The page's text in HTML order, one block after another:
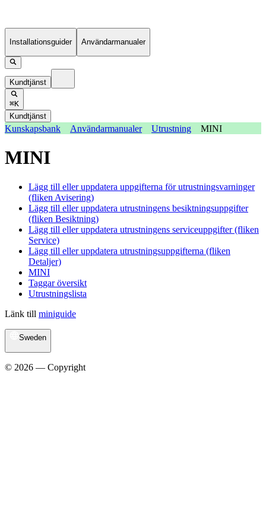
Installationsguider Användarmanualer
Kundtjänst
⌘K
Kundtjänst
Kunskapsbank Användarmanualer Utrustning MINI
MINI
Lägg till eller uppdatera uppgifterna för utrustningsvarninger
(fliken Avisering)
Lägg till eller uppdatera utrustningens besiktningsuppgifter
(fliken Besiktning)
Lägg till eller uppdatera utrustningens serviceuppgifter (fliken
Service)
Lägg till eller uppdatera utrustningsuppgifterna (fliken
Detaljer)
MINI
Taggar översikt
Utrustningslista
Länk till miniguide
Sweden
© 2026 — Copyright